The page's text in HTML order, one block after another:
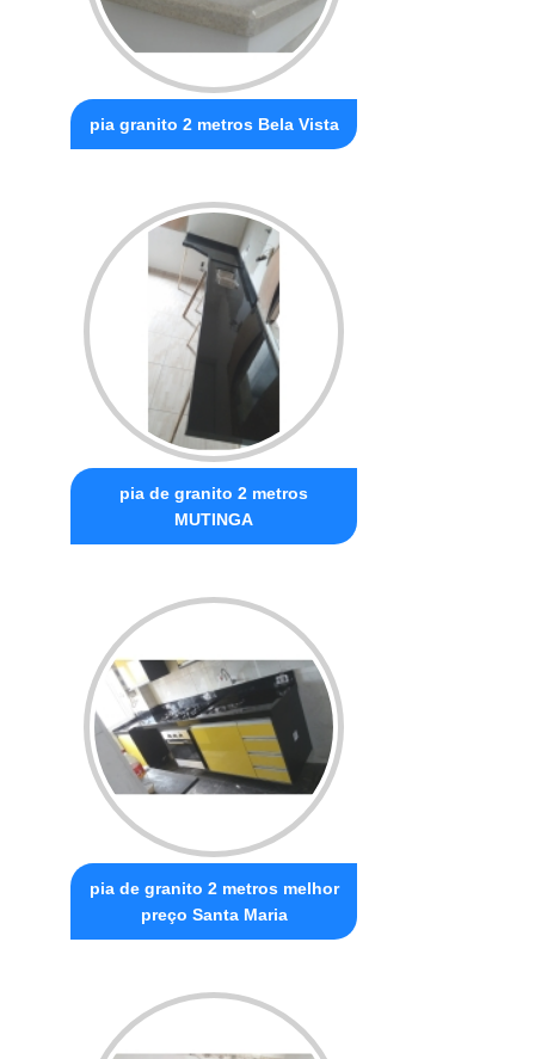
pia granito 2 metros Bela Vista
pia de granito 2 metros
MUTINGA
pia de granito 2 metros melhor
preço Santa Maria